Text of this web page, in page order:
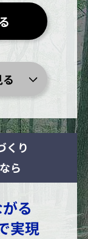
くり
ら
る
実現